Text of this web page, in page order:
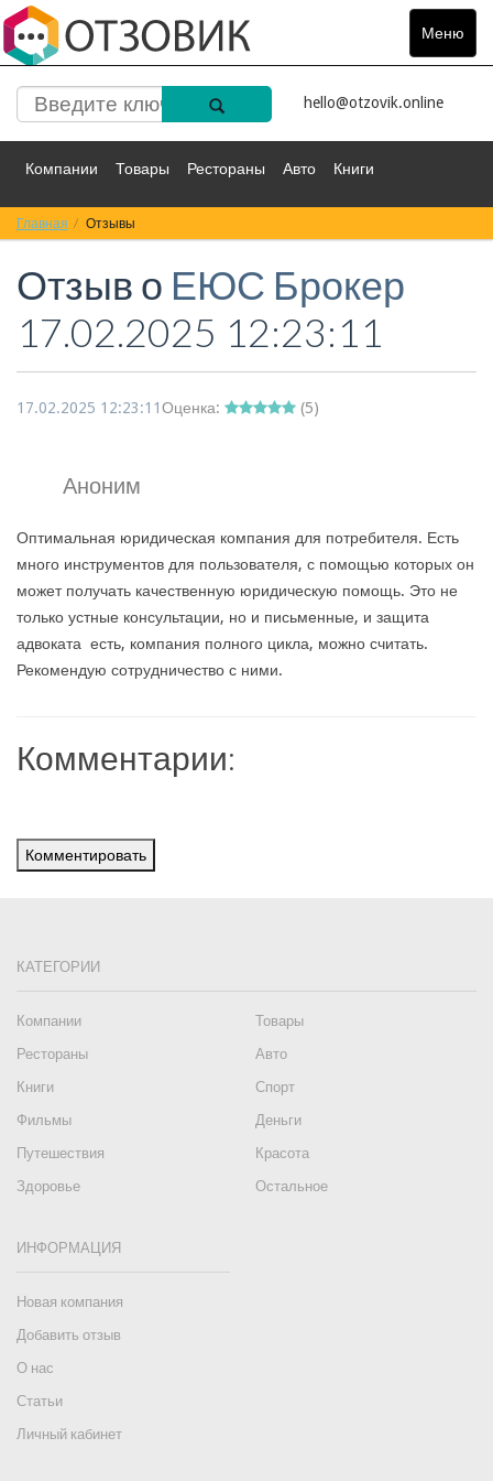
Меню
Toggle
hello@otzovik.online
Компании Товары Рестораны Авто Книги
Спорт Фильмы
Красота Здоровье Остальное
Главная Отзывы
Отзыв о ЕЮС Брокер
17.02.2025 12:23:11
17.02.2025 12:23:11Оценка: (5)
Аноним
Оптимальная юридическая компания для потребителя. Есть
много инструментов для пользователя, с помощью которых он
может получать качественную юридическую помощь. Это не
только устные консультации, но и письменные, и защита
адвоката есть, компания полного цикла, можно считать.
Рекомендую сотрудничество с ними.
Комментарии:
Комментировать
КАТЕГОРИИ
Компании
Товары
Рестораны
Авто
Книги
Спорт
Фильмы
Деньги
Путешествия
Красота
Здоровье
Остальное
ИНФОРМАЦИЯ
Новая компания
Добавить отзыв
О нас
Статьи
Личный кабинет